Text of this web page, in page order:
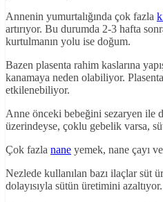
Annenin yumurtalığında çok fazla
artırıyor. Bu durumda 2-3 hafta
kurtulmanın yolu ise doğum.
Bazen plasenta rahim kaslarına
kanamaya neden olabiliyor.
etkilenebiliyor.
Anne önceki bebeğini sezaryen ile
üzerindeyse, çoklu gebelik varsa,
Çok fazla nane yemek, nane çayı
Nezlede kullanılan bazı ilaçlar süt
dolayısıyla sütün üretimini azaltıyor.